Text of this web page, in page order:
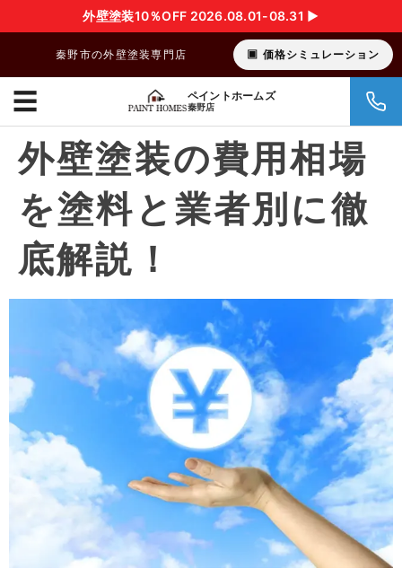
外壁塗装10％OFF 2026.08.01-08.31 ▶︎
秦野市の外壁塗装専門店 価格シミュレーション
ペイントホームズ
秦野店
☰
外壁塗装の費用相場
を塗料と業者別に徹
底解説！